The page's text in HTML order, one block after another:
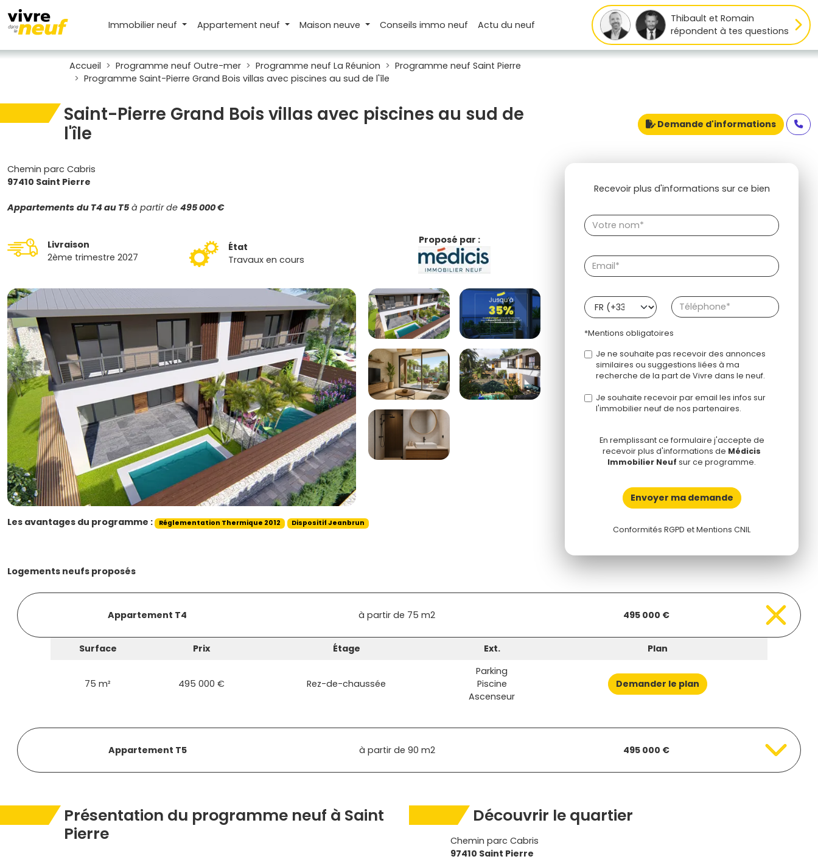
Immobilier neuf Appartement neuf Maison neuve Conseilsimmo neuf Actudu neuf
Thibault et Romain
répondent à tes questions
Accueil Programme neuf Outre-mer Programme neuf La Réunion
Programme neuf Saint Pierre
Programme Saint-Pierre Grand Bois villas avec piscines au sud de l'île
Saint-Pierre Grand Bois villas avec piscines au sud de
l'île
Demande d'informations
Chemin parc Cabris
97410 Saint Pierre
Appartements du T4 au T5 à partir de 495 000 €
Livraison
2ème trimestre 2027
État
Travaux en cours
Proposé par :
Les avantages du programme : Réglementation Thermique 2012 Dispositif Jeanbrun
Recevoir plus d'informations sur ce bien
*Mentions obligatoires
Je ne souhaite pas recevoir des annonces
similaires ou suggestions liées à ma
recherche de la part de Vivre dans le neuf.
Je souhaite recevoir par email les infos sur
l'immobilier neuf de nos partenaires.
En remplissant ce formulaire j'accepte de
recevoir plus d'informations de Médicis
Immobilier Neuf sur ce programme.
Envoyer ma demande
Conformités RGPD et Mentions CNIL
Logements neufs proposés
Appartement T4 à partir de 75 m2 495 000 €
Surface Prix Étage Ext. Plan
75 m² 495 000 € Rez-de-chaussée
Parking
Piscine
Ascenseur
Demander le plan
Appartement T5 à partir de 90 m2 495 000 €
Présentation du programme neuf à Saint
Pierre
Découvrir le quartier
Chemin parc Cabris
97410 Saint Pierre